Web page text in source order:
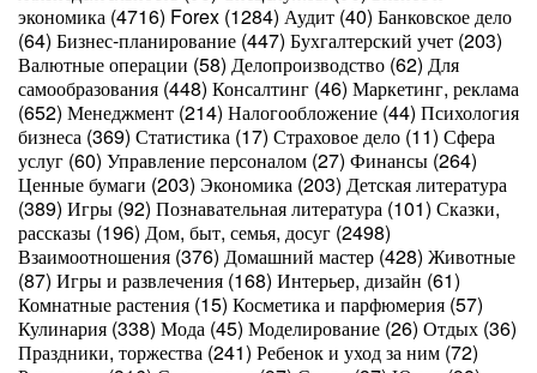
экономика (4716) Forex (1284) Аудит (40) Банковское дело
(64) Бизнес-планирование (447) Бухгалтерский учет (203)
Валютные операции (58) Делопроизводство (62) Для
самообразования (448) Консалтинг (46) Маркетинг, реклама
(652) Менеджмент (214) Налогообложение (44) Психология
бизнеса (369) Статистика (17) Страховое дело (11) Сфера
услуг (60) Управление персоналом (27) Финансы (264)
Ценные бумаги (203) Экономика (203) Детская литература
(389) Игры (92) Познавательная литература (101) Сказки,
рассказы (196) Дом, быт, семья, досуг (2498)
Взаимоотношения (376) Домашний мастер (428) Животные
(87) Игры и развлечения (168) Интерьер, дизайн (61)
Комнатные растения (15) Косметика и парфюмерия (57)
Кулинария (338) Мода (45) Моделирование (26) Отдых (36)
Праздники, торжества (241) Ребенок и уход за ним (72)